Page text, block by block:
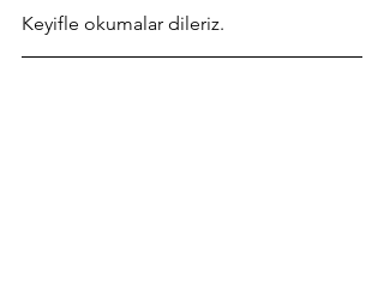
Keyifle okumalar dileriz.